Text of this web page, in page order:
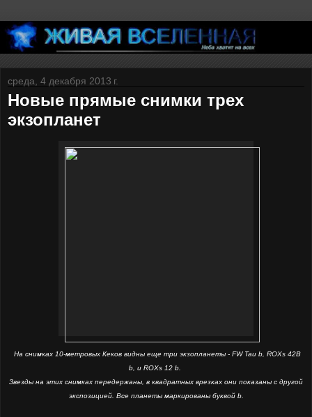
среда, 4 декабря 2013 г.
Новые прямые снимки трех
экзопланет
На снимках 10-метровых Кеков видны еще три экзопланеты - FW Tau b, ROXs 42B
b, и ROXs 12 b.
Звезды на этих снимках передержаны, в квадратных врезках они показаны с другой
экспозицией. Все планеты маркированы буквой b.